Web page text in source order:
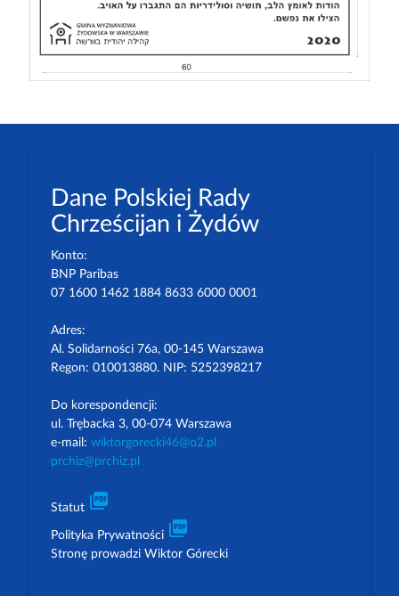
Dane Polskiej Rady
Chrześcijan i Żydów
Konto:
BNP Paribas
07 1600 1462 1884 8633 6000 0001
Adres:
Al. Solidarności 76a, 00-145 Warszawa
Regon: 010013880. NIP: 5252398217
Do korespondencji:
ul. Trębacka 3, 00-074 Warszawa
e-mail: wiktorgorecki46@o2.pl
prchiz@prchiz.pl
Statut picture_as_pdf
Polityka Prywatności picture_as_pdf
Stronę prowadzi Wiktor Górecki